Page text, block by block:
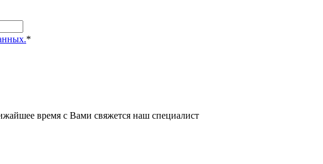
*
время с Вами свяжется наш специалист